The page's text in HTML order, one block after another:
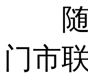
随
门市